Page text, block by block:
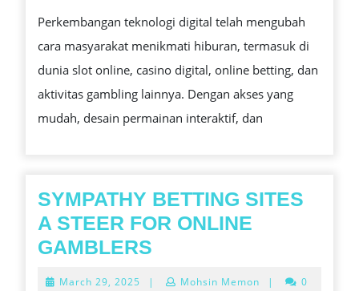
DAN
GAMBLING:
PANDUAN
LENGKAP
HIBURAN
AMAN
DAN
Perkembangan teknologi digital telah mengubah
cara masyarakat menikmati hiburan, termasuk di
dunia slot online, casino digital, online betting, dan
aktivitas gambling lainnya. Dengan akses yang
mudah, desain permainan interaktif, dan
SYMPATHY BETTING SITES
A STEER FOR ONLINE
GAMBLERS
March 29, 2025 March
| Mohsin Memon |
0